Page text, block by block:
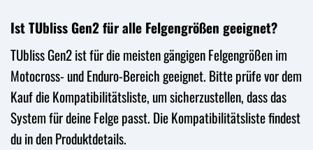
Ist TUbliss Gen2 für alle Felgengrößen geeignet?
TUbliss Gen2 ist für die meisten gängigen Felgengrößen im
Motocross- und Enduro-Bereich geeignet. Bitte prüfe vor dem
Kauf die Kompatibilitätsliste, um sicherzustellen, dass das
System für deine Felge passt. Die Kompatibilitätsliste findest
du in den Produktdetails.